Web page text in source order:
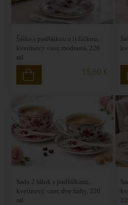
Šálka s podšálkou a lyžičkou,
kvetinový vzor, modrastá, 220
ml
15,60 €
Sada 2 šálok s podšálkami,
kvetinový vzor, dve farby, 220
ml